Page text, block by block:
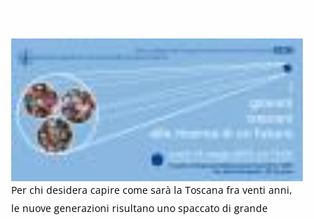
Per chi desidera capire come sarà la Toscana fra venti anni,
le nuove generazioni risultano uno spaccato di grande